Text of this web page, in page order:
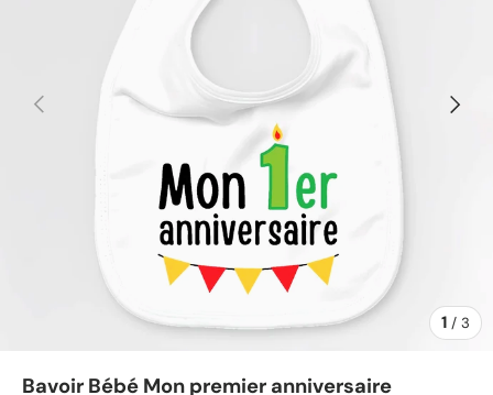
PRÉCÉDENT
1 / de
3
Bavoir Bébé Mon premier anniversaire